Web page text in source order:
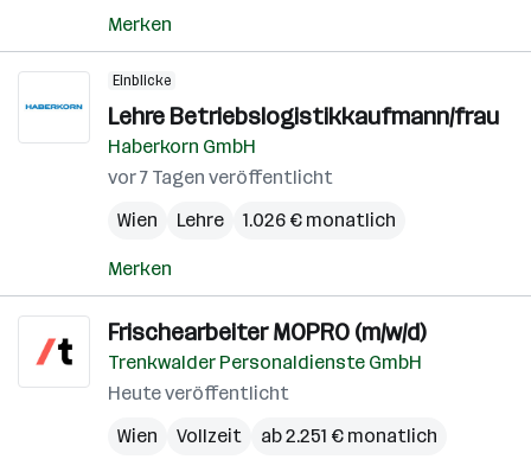
Merken
Einblicke
Lehre Betriebslogistikkaufmann/frau
Haberkorn GmbH
vor 7 Tagen veröffentlicht
Wien
Lehre 1.026 € monatlich
Merken
Frischearbeiter MOPRO (m/w/d)
Trenkwalder Personaldienste GmbH
Heute veröffentlicht
Wien
Vollzeit ab 2.251 € monatlich